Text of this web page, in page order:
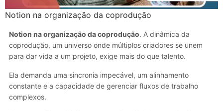
Notion na organização da coprodução
Notion na organização da coprodução. A dinâmica da
coprodução, um universo onde múltiplos criadores se unem
para dar vida a um projeto, exige mais do que talento.
Ela demanda uma sincronia impecável, um alinhamento
constante e a capacidade de gerenciar fluxos de trabalho
complexos.